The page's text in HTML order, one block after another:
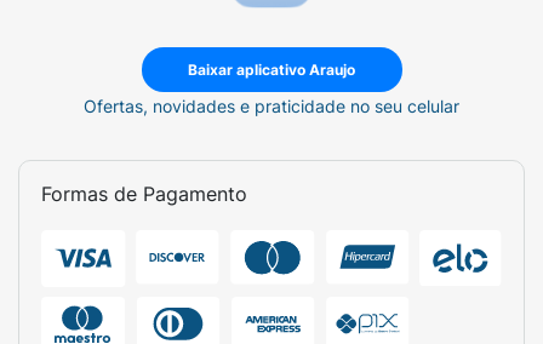
Baixar aplicativo Araujo
Ofertas, novidades e praticidade no seu celular
Formas de Pagamento